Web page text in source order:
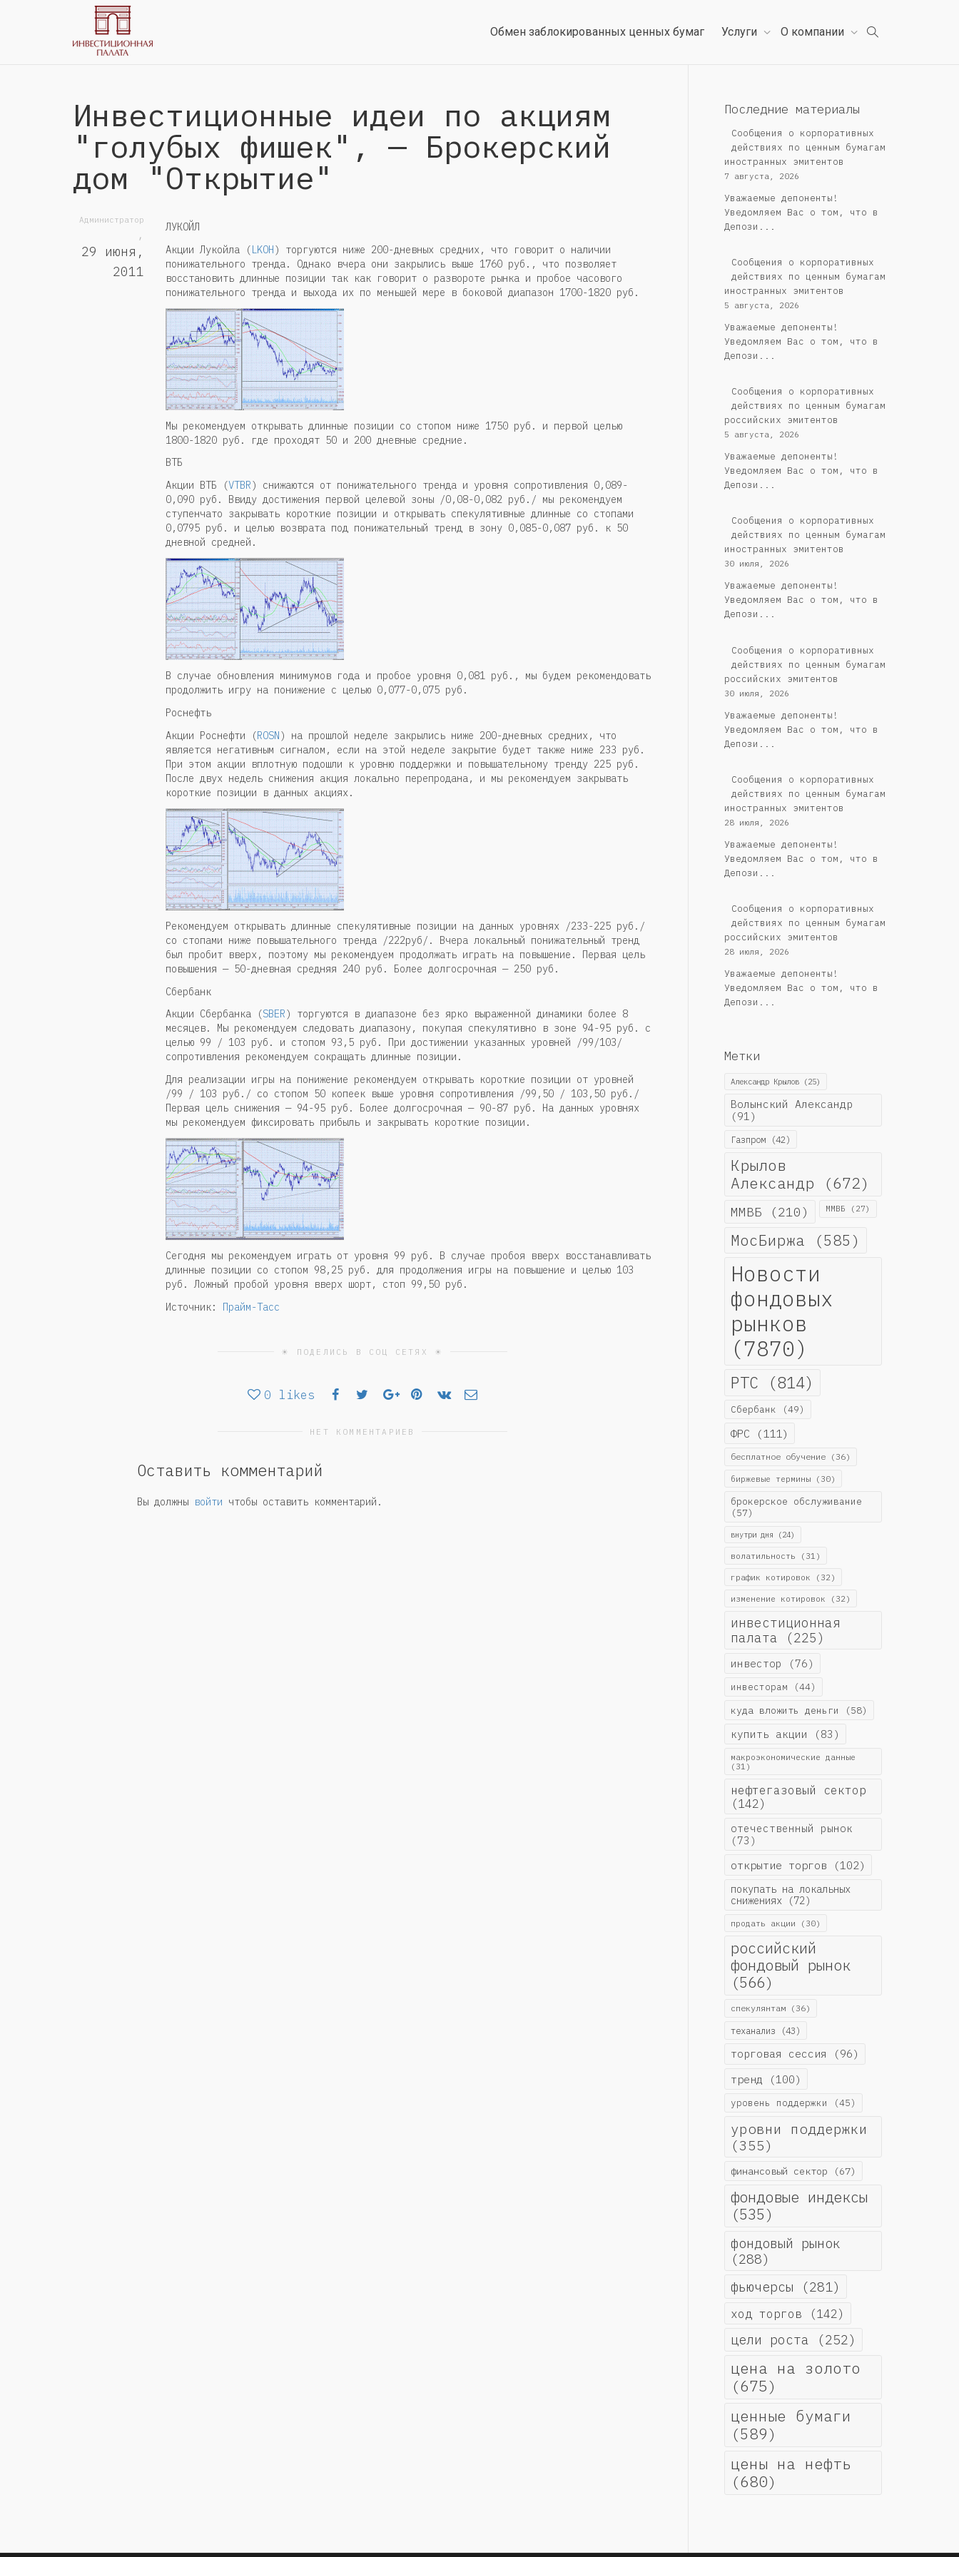
Обмен заблокированных ценных бумаг Услуги О компании
Инвестиционные идеи по акциям
"голубых фишек", — Брокерский
дом "Открытие"
Администратор
,
29 июня,
2011
ЛУКОЙЛ
Акции Лукойла (LKOH) торгуются ниже 200-дневных средних, что говорит о наличии
понижательного тренда. Однако вчера они закрылись выше 1760 руб., что позволяет
восстановить длинные позиции так как говорит о развороте рынка и пробое часового
понижательного тренда и выхода их по меньшей мере в боковой диапазон 1700-1820 руб.
Мы рекомендуем открывать длинные позиции со стопом ниже 1750 руб. и первой целью
1800-1820 руб. где проходят 50 и 200 дневные средние.
ВТБ
Акции ВТБ (VTBR) снижаются от понижательного тренда и уровня сопротивления 0,089-
0,090 руб. Ввиду достижения первой целевой зоны /0,08-0,082 руб./ мы рекомендуем
ступенчато закрывать короткие позиции и открывать спекулятивные длинные со стопами
0,0795 руб. и целью возврата под понижательный тренд в зону 0,085-0,087 руб. к 50
дневной средней.
В случае обновления минимумов года и пробое уровня 0,081 руб., мы будем рекомендовать
продолжить игру на понижение с целью 0,077-0,075 руб.
Роснефть
Акции Роснефти (ROSN) на прошлой неделе закрылись ниже 200-дневных средних, что
является негативным сигналом, если на этой неделе закрытие будет также ниже 233 руб.
При этом акции вплотную подошли к уровню поддержки и повышательному тренду 225 руб.
После двух недель снижения акция локально перепродана, и мы рекомендуем закрывать
короткие позиции в данных акциях.
Рекомендуем открывать длинные спекулятивные позиции на данных уровнях /233-225 руб./
со стопами ниже повышательного тренда /222руб/. Вчера локальный понижательный тренд
был пробит вверх, поэтому мы рекомендуем продолжать играть на повышение. Первая цель
повышения — 50-дневная средняя 240 руб. Более долгосрочная — 250 руб.
Сбербанк
Акции Сбербанка (SBER) торгуются в диапазоне без ярко выраженной динамики более 8
месяцев. Мы рекомендуем следовать диапазону, покупая спекулятивно в зоне 94-95 руб. с
целью 99 / 103 руб. и стопом 93,5 руб. При достижении указанных уровней /99/103/
сопротивления рекомендуем сокращать длинные позиции.
Для реализации игры на понижение рекомендуем открывать короткие позиции от уровней
/99 / 103 руб./ со стопом 50 копеек выше уровня сопротивления /99,50 / 103,50 руб./
Первая цель снижения — 94-95 руб. Более долгосрочная — 90-87 руб. На данных уровнях
мы рекомендуем фиксировать прибыль и закрывать короткие позиции.
Сегодня мы рекомендуем играть от уровня 99 руб. В случае пробоя вверх восстанавливать
длинные позиции со стопом 98,25 руб. для продолжения игры на повышение и целью 103
руб. Ложный пробой уровня вверх шорт, стоп 99,50 руб.
Источник: Прайм-Тасс
☀ ПОДЕЛИСЬ В СОЦ СЕТЯХ ☀
0 likes
НЕТ КОММЕНТАРИЕВ
Оставить комментарий
Вы должны войти чтобы оставить комментарий.
Последние материалы
Сообщения о корпоративных
действиях по ценным бумагам
иностранных эмитентов
7 августа, 2026
Уважаемые депоненты!
Уведомляем Вас о том, что в
Депози...
Сообщения о корпоративных
действиях по ценным бумагам
иностранных эмитентов
5 августа, 2026
Уважаемые депоненты!
Уведомляем Вас о том, что в
Депози...
Cообщения о корпоративных
действиях по ценным бумагам
российских эмитентов
5 августа, 2026
Уважаемые депоненты!
Уведомляем Вас о том, что в
Депози...
Сообщения о корпоративных
действиях по ценным бумагам
иностранных эмитентов
30 июля, 2026
Уважаемые депоненты!
Уведомляем Вас о том, что в
Депози...
Cообщения о корпоративных
действиях по ценным бумагам
российских эмитентов
30 июля, 2026
Уважаемые депоненты!
Уведомляем Вас о том, что в
Депози...
Сообщения о корпоративных
действиях по ценным бумагам
иностранных эмитентов
28 июля, 2026
Уважаемые депоненты!
Уведомляем Вас о том, что в
Депози...
Cообщения о корпоративных
действиях по ценным бумагам
российских эмитентов
28 июля, 2026
Уважаемые депоненты!
Уведомляем Вас о том, что в
Депози...
Метки
Александр Крылов(25)
Волынский Александр
(91)
Газпром(42)
Крылов
Александр (672)
ММВБ (210) ММВБ (27)
МосБиржа (585)
Новости
фондовых
рынков
(7870)
РТС (814)
Сбербанк (49)
ФРС (111)
бесплатное обучение(36)
биржевые термины(30)
брокерское обслуживание
(57)
внутри дня (24)
волатильность (31)
график котировок (32)
изменение котировок (32)
инвестиционная
палата (225)
инвестор (76)
инвесторам (44)
куда вложить деньги (58)
купить акции (83)
макроэкономические данные
(31)
нефтегазовый сектор
(142)
отечественный рынок
(73)
открытие торгов (102)
покупать на локальных
снижениях(72)
продать акции (30)
российский
фондовый рынок
(566)
спекулянтам(36)
теханализ (43)
торговая сессия (96)
тренд (100)
уровень поддержки (45)
уровни поддержки
(355)
финансовый сектор (67)
фондовые индексы
(535)
фондовый рынок
(288)
фьючерсы (281)
ход торгов (142)
цели роста (252)
цена на золото
(675)
ценные бумаги
(589)
цены на нефть
(680)